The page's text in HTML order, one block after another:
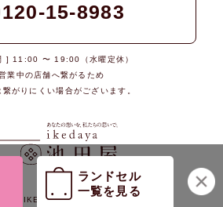
ランドセル
一覧を見る
15-8983
] 11:00 〜 19:00（水曜定休）
業中の店舗へ繋がるため
がりにくい場合がございます。
IKEDAYA Co., Ltd.